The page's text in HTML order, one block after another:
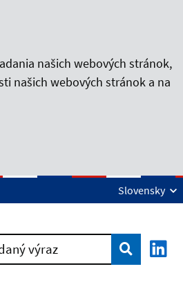
Slovensky
výraz Vyhľadať
našich webových stránok,
našich webových stránok a na